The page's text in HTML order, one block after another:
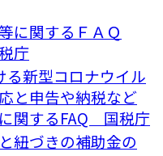
に関するＦＡＱ
庁
新型コロナウイル
と申告や納税など
関するFAQ 国税庁
紐づきの補助金の